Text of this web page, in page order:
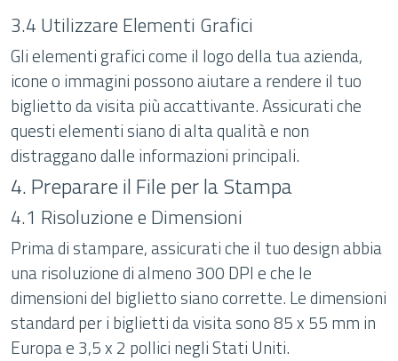
3.4 Utilizzare Elementi Grafici
Gli elementi grafici come il logo della tua azienda,
icone o immagini possono aiutare a rendere il tuo
biglietto da visita più accattivante. Assicurati che
questi elementi siano di alta qualità e non
distraggano dalle informazioni principali.
4. Preparare il File per la Stampa
4.1 Risoluzione e Dimensioni
Prima di stampare, assicurati che il tuo design abbia
una risoluzione di almeno 300 DPI e che le
dimensioni del biglietto siano corrette. Le dimensioni
standard per i biglietti da visita sono 85 x 55 mm in
Europa e 3,5 x 2 pollici negli Stati Uniti.